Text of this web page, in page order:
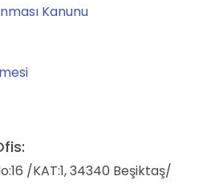
Kanunu
/KAT:1, 34340 Beşiktaş/